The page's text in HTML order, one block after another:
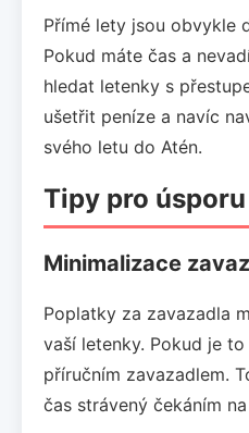
Přímé lety jsou obvykle
Pokud máte čas a
hledat letenky s
ušetřit peníze a navíc
svého letu do Atén.
Tipy pro
Minimalizace
Poplatky za zavazadla
vaší letenky. Pokud je
příručním zavazadlem.
čas strávený čekáním